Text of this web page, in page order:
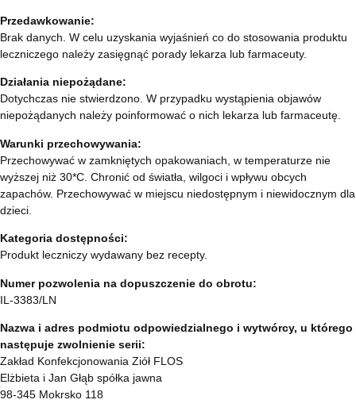
Przedawkowanie:
Brak danych. W celu uzyskania wyjaśnień co do stosowania produktu
leczniczego należy zasięgnąć porady lekarza lub farmaceuty.
Działania niepożądane:
Dotychczas nie stwierdzono. W przypadku wystąpienia objawów
niepożądanych należy poinformować o nich lekarza lub farmaceutę.
Warunki przechowywania:
Przechowywać w zamkniętych opakowaniach, w temperaturze nie
wyższej niż 30*C. Chronić od światła, wilgoci i wpływu obcych
zapachów. Przechowywać w miejscu niedostępnym i niewidocznym dla
dzieci.
Kategoria dostępności:
Produkt leczniczy wydawany bez recepty.
Numer pozwolenia na dopuszczenie do obrotu:
IL-3383/LN
Nazwa i adres podmiotu odpowiedzialnego i wytwórcy, u którego
następuje zwolnienie serii:
Zakład Konfekcjonowania Ziół FLOS
Elżbieta i Jan Głąb spółka jawna
98-345 Mokrsko 118